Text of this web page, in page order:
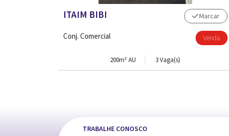
ITAIM BIBI
Conj. Comercial
Marcar
Venda
200m² AU 3 Vaga(s)
TRABALHE CONOSCO